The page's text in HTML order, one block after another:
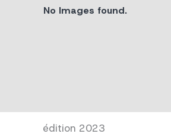
No Images found.
édition 2023